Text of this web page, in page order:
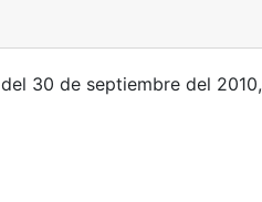
30 de septiembre del 2010,